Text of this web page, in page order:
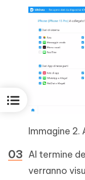
Immagine 2.
Al termine
verranno